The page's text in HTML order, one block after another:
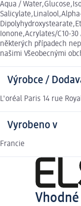
Aqua /
Ionone,Acrylates/C10-
některých případech
našimi Všeobecnými
Výrobce /
L'oréal Paris 14 rue
Vyrobeno v
Francie